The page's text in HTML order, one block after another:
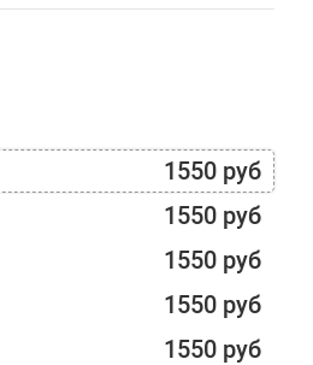
1550 руб
1550 руб
1550 руб
1550 руб
1550 руб